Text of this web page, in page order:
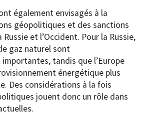
également envisagés à la
géopolitiques et des sanctions
et l’Occident. Pour la Russie,
gaz naturel sont
tandis que l’Europe
énergétique plus
Des considérations à la fois
jouent donc un rôle dans